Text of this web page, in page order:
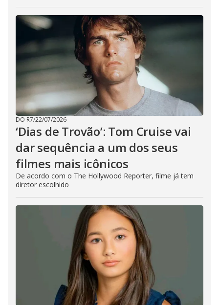
DO R7/22/07/2026
‘Dias de Trovão’: Tom Cruise vai
dar sequência a um dos seus
filmes mais icônicos
De acordo com o The Hollywood Reporter, filme já tem
diretor escolhido